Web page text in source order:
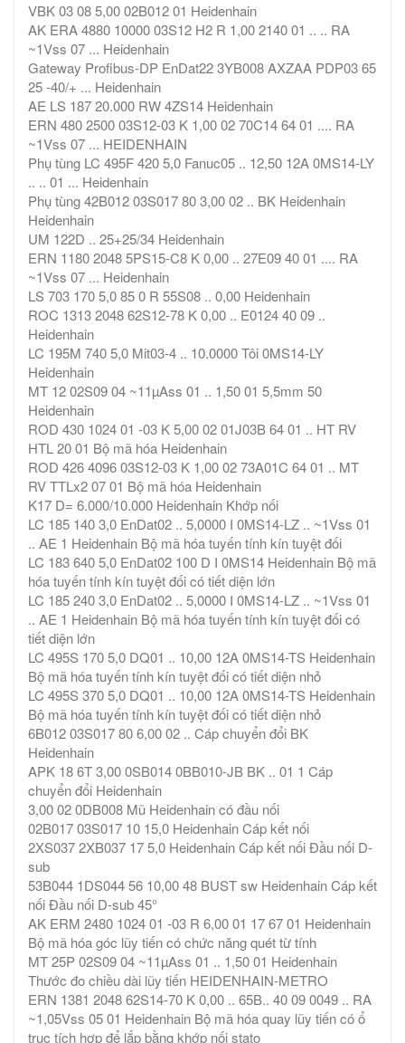
VBK 03 08 5,00 02B012 01 Heidenhain
AK ERA 4880 10000 03S12 H2 R 1,00 2140 01 .. .. RA
~1Vss 07 ... Heidenhain
Gateway Profibus-DP EnDat22 3YB008 AXZAA PDP03 65
25 -40/+ ... Heidenhain
AE LS 187 20.000 RW 4ZS14 Heidenhain
ERN 480 2500 03S12-03 K 1,00 02 70C14 64 01 .... RA
~1Vss 07 ... HEIDENHAIN
Phụ tùng LC 495F 420 5,0 Fanuc05 .. 12,50 12A 0MS14-LY
.. .. 01 ... Heidenhain
Phụ tùng 42B012 03S017 80 3,00 02 .. BK Heidenhain
Heidenhain
UM 122D .. 25+25/34 Heidenhain
ERN 1180 2048 5PS15-C8 K 0,00 .. 27E09 40 01 .... RA
~1Vss 07 ... Heidenhain
LS 703 170 5,0 85 0 R 55S08 .. 0,00 Heidenhain
ROC 1313 2048 62S12-78 K 0,00 .. E0124 40 09 ..
Heidenhain
LC 195M 740 5,0 Mit03-4 .. 10.0000 Tôi 0MS14-LY
Heidenhain
MT 12 02S09 04 ~11µAss 01 .. 1,50 01 5,5mm 50
Heidenhain
ROD 430 1024 01 -03 K 5,00 02 01J03B 64 01 .. HT RV
HTL 20 01 Bộ mã hóa Heidenhain
ROD 426 4096 03S12-03 K 1,00 02 73A01C 64 01 .. MT
RV TTLx2 07 01 Bộ mã hóa Heidenhain
K17 D= 6.000/10.000 Heidenhain Khớp nối
LC 185 140 3,0 EnDat02 .. 5,0000 I 0MS14-LZ .. ~1Vss 01
.. AE 1 Heidenhain Bộ mã hóa tuyến tính kín tuyệt đối
LC 183 640 5,0 EnDat02 100 D I 0MS14 Heidenhain Bộ mã
hóa tuyến tính kín tuyệt đối có tiết diện lớn
LC 185 240 3,0 EnDat02 .. 5,0000 I 0MS14-LZ .. ~1Vss 01
.. AE 1 Heidenhain Bộ mã hóa tuyến tính kín tuyệt đối có
tiết diện lớn
LC 495S 170 5,0 DQ01 .. 10,00 12A 0MS14-TS Heidenhain
Bộ mã hóa tuyến tính kín tuyệt đối có tiết diện nhỏ
LC 495S 370 5,0 DQ01 .. 10,00 12A 0MS14-TS Heidenhain
Bộ mã hóa tuyến tính kín tuyệt đối có tiết diện nhỏ
6B012 03S017 80 6,00 02 .. Cáp chuyển đổi BK
Heidenhain
APK 18 6T 3,00 0SB014 0BB010-JB BK .. 01 1 Cáp
chuyển đổi Heidenhain
3,00 02 0DB008 Mũ Heidenhain có đầu nối
02B017 03S017 10 15,0 Heidenhain Cáp kết nối
2XS037 2XB037 17 5,0 Heidenhain Cáp kết nối Đầu nối D-
sub
53B044 1DS044 56 10,00 48 BUST sw Heidenhain Cáp kết
nối Đầu nối D-sub 45°
AK ERM 2480 1024 01 -03 R 6,00 01 17 67 01 Heidenhain
Bộ mã hóa góc lũy tiến có chức năng quét từ tính
MT 25P 02S09 04 ~11µAss 01 .. 1,50 01 Heidenhain
Thước đo chiều dài lũy tiến HEIDENHAIN-METRO
ERN 1381 2048 62S14-70 K 0,00 .. 65B.. 40 09 0049 .. RA
~1,05Vss 05 01 Heidenhain Bộ mã hóa quay lũy tiến có ổ
trục tích hợp để lắp bằng khớp nối stato